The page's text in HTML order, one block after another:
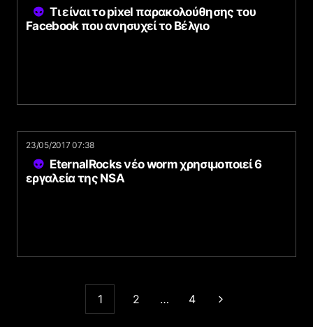
Τι είναι το pixel παρακολούθησης του
Facebook που ανησυχεί το Βέλγιο
23/05/2017 07:38
EternalRocks νέο worm χρησιμοποιεί 6
εργαλεία της NSA
1 2 … 4